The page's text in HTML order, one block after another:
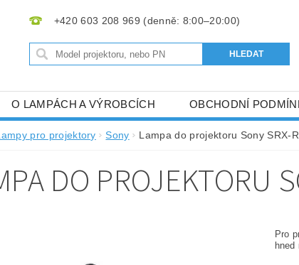
+420 603 208 969
O LAMPÁCH A VÝROBCÍCH OBCHODNÍ
pro projektory Sony Lampa do projektoru Sony SRX-
DO PROJEKTORU
Pro